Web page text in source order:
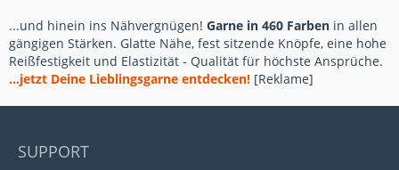
...und hinein ins Nähvergnügen! Garne in 460 Farben in allen
gängigen Stärken. Glatte Nähe, fest sitzende Knöpfe, eine hohe
Reißfestigkeit und Elastizität - Qualität für höchste Ansprüche.
...jetzt Deine Lieblingsgarne entdecken! [Reklame]
SUPPORT